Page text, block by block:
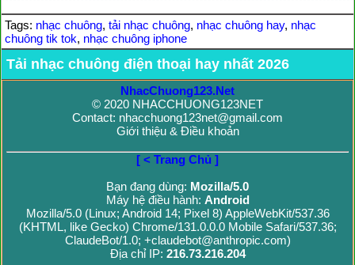
Tags: nhạc chuông, tải nhạc chuông, nhạc chuông hay, nhạc
chuông tik tok, nhạc chuông iphone
Tải nhạc chuông điện thoại hay nhất 2026
NhacChuong123.Net
© 2020 NHACCHUONG123NET
Contact: nhacchuong123net@gmail.com
Giới thiệu & Điều khoản
[ < Trang Chủ ]
Bạn đang dùng: Mozilla/5.0
Máy hệ điều hành: Android
Mozilla/5.0 (Linux; Android 14; Pixel 8) AppleWebKit/537.36
(KHTML, like Gecko) Chrome/131.0.0.0 Mobile Safari/537.36;
ClaudeBot/1.0; +claudebot@anthropic.com)
Địa chỉ IP: 216.73.216.204